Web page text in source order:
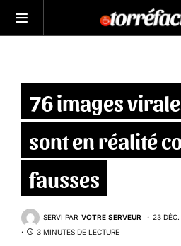
76 images
sont en réalité
fausses
SERVI PAR VOTRE SERVEUR 23 DÉC.
3 MINUTES DE LECTURE